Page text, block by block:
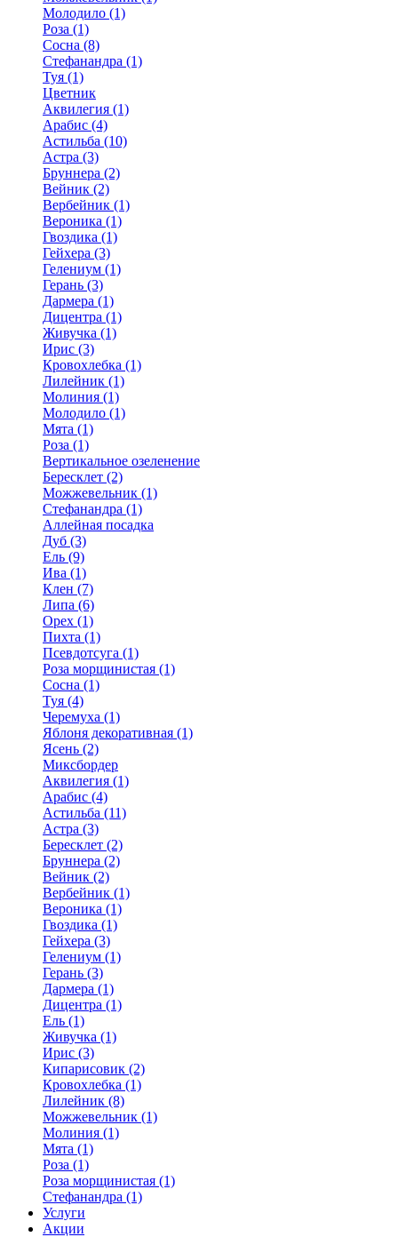
Молодило (1)
Роза (1)
Сосна (8)
Стефанандра (1)
Туя (1)
Цветник
Аквилегия (1)
Арабис (4)
Астильба (10)
Астра (3)
Бруннера (2)
Вейник (2)
Вербейник (1)
Вероника (1)
Гвоздика (1)
Гейхера (3)
Гелениум (1)
Герань (3)
Дармера (1)
Дицентра (1)
Живучка (1)
Ирис (3)
Кровохлебка (1)
Лилейник (1)
Молиния (1)
Молодило (1)
Мята (1)
Роза (1)
Вертикальное озеленение
Бересклет (2)
Можжевельник (1)
Стефанандра (1)
Аллейная посадка
Дуб (3)
Ель (9)
Ива (1)
Клен (7)
Липа (6)
Орех (1)
Пихта (1)
Псевдотсуга (1)
Роза морщинистая (1)
Сосна (1)
Туя (4)
Черемуха (1)
Яблоня декоративная (1)
Ясень (2)
Миксбордер
Аквилегия (1)
Арабис (4)
Астильба (11)
Астра (3)
Бересклет (2)
Бруннера (2)
Вейник (2)
Вербейник (1)
Вероника (1)
Гвоздика (1)
Гейхера (3)
Гелениум (1)
Герань (3)
Дармера (1)
Дицентра (1)
Ель (1)
Живучка (1)
Ирис (3)
Кипарисовик (2)
Кровохлебка (1)
Лилейник (8)
Можжевельник (1)
Молиния (1)
Мята (1)
Роза (1)
Роза морщинистая (1)
Стефанандра (1)
Услуги
Акции